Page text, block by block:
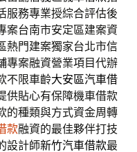
服務專業授綜合評估後
案台南市安定區建案資
熱門建案獨家台北市信
專案融資營業項目代辦
不限車齡大安區汽車借
供貼心有保障機車借款
的種類與方式資金周轉
款融資的最佳夥伴打技
設計師新竹汽車借款最